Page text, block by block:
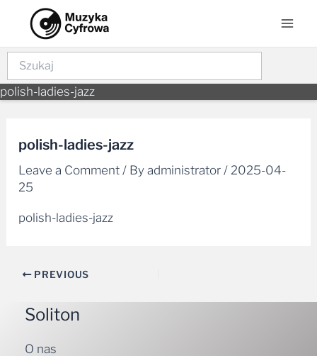
content
Szukaj
polish-ladies-jazz
polish-ladies-jazz
Leave a Comment / Byadministrator/ 2025-04-
25
polish-ladies-jazz
navigation
PREVIOUS
Soliton
O nas